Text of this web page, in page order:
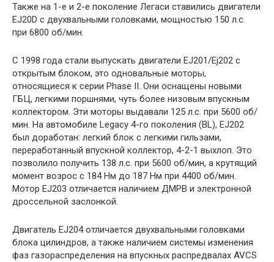
Также на 1-е и 2-е поколение Легаси ставились двигатели
EJ20D с двухвальными головками, мощностью 150 л.с.
при 6800 об/мин.
С 1998 года стали выпускать двигатели EJ201/Ej202 с
открытым блоком, это одновальные моторы,
относящиеся к серии Phase II. Они оснащены новыми
ГБЦ, легкими поршнями, чуть более низовым впускным
коллектором. Эти моторы выдавали 125 л.с. при 5600 об/
мин. На автомобиле Legacy 4-го поколения (BL), EJ202
был доработан: легкий блок с легкими гильзами,
переработанный впускной коллектор, 4-2-1 выхлоп. Это
позволило получить 138 л.с. при 5600 об/мин, а крутящий
момент возрос с 184 Нм до 187 Нм при 4400 об/мин.
Мотор EJ203 отличается наличием ДМРВ и электронной
дроссельной заслонкой.
Двигатель EJ204 отличается двухвальными головками
блока цилиндров, а также наличием системы изменения
фаз газораспределения на впускных распредвалах AVCS